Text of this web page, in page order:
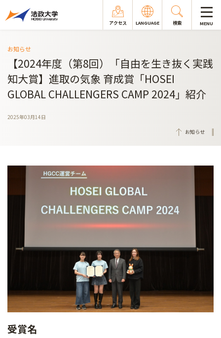
アクセス LANGUAGE 検索 MENU
お知らせ
【2024年度（第8回）「自由を生き抜く実践
知大賞】進取の気象 育成賞「HOSEI
GLOBAL CHALLENGERS CAMP 2024」紹介
2025年03月14日
お知らせ
受賞名